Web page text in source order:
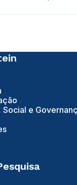
Social e